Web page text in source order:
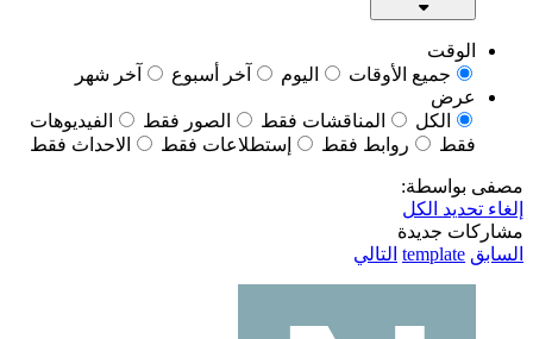
الوقت
جميع الأوقات
اليوم آخر أسبوع
آخر شهر
عرض
الكل
المناقشات فقط الصور فقط
الفيديوهات
فقط
روابط فقط إستطلاعات فقط الاحداث فقط
مصفى بواسطة:
إلغاء تحديد الكل
مشاركات جديدة
السابق template التالي